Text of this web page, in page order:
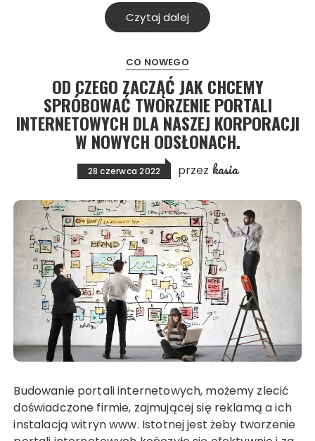
Czytaj dalej
CO NOWEGO
OD CZEGO ZACZĄĆ JAK CHCEMY
SPRÓBOWAĆ TWORZENIE PORTALI
INTERNETOWYCH DLA NASZEJ KORPORACJI
W NOWYCH ODSŁONACH.
28 czerwca 2022 przez kasia
Budowanie portali internetowych, możemy zlecić
doświadczone firmie, zajmującej się reklamą a ich
instalacją witryn www. Istotnej jest żeby tworzenie